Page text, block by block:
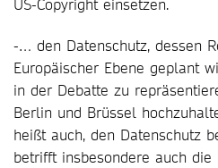
US-Copyright einsetzen.
-… den Datenschutz, dessen
Europäischer Ebene geplant
in der Debatte zu
Berlin und Brüssel
heißt auch, den Datenschutz
betrifft insbesondere auch die